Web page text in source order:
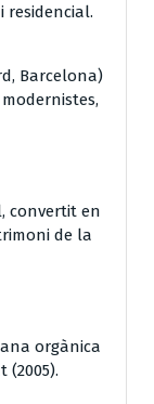
residencial.
Barcelona)
convertit en
de la
orgànica